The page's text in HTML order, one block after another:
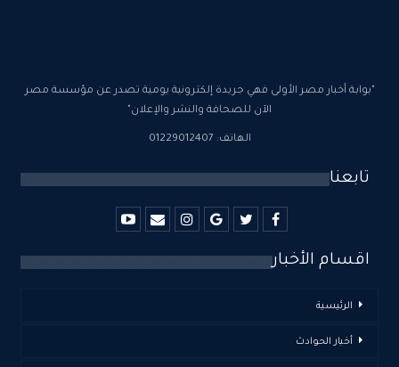
"بوابة أخبار مصر الأولى فهي جريدة إلكترونية يومية تصدر عن مؤسسة مصر
الآن للصحافة والنشر والإعلان"
الهاتف: 01229012407
تابعنا
اقسام الأخبار
الرئيسية
أخبار الحوادث